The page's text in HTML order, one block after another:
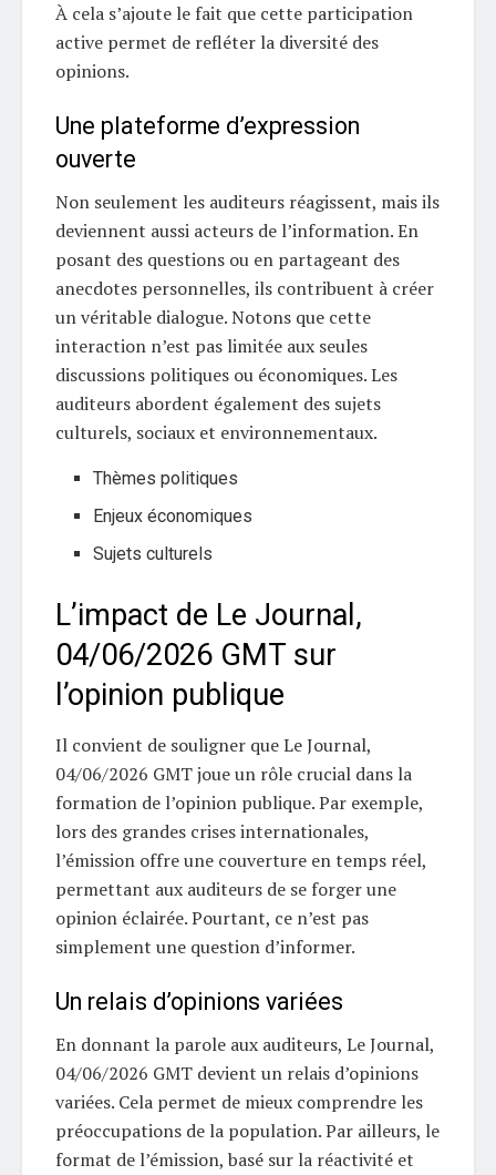
À cela s’ajoute le fait que cette participation
active permet de refléter la diversité des
opinions.
Une plateforme d’expression
ouverte
Non seulement les auditeurs réagissent, mais ils
deviennent aussi acteurs de l’information. En
posant des questions ou en partageant des
anecdotes personnelles, ils contribuent à créer
un véritable dialogue. Notons que cette
interaction n’est pas limitée aux seules
discussions politiques ou économiques. Les
auditeurs abordent également des sujets
culturels, sociaux et environnementaux.
Thèmes politiques
Enjeux économiques
Sujets culturels
L’impact de Le Journal,
04/06/2026 GMT sur
l’opinion publique
Il convient de souligner que Le Journal,
04/06/2026 GMT joue un rôle crucial dans la
formation de l’opinion publique. Par exemple,
lors des grandes crises internationales,
l’émission offre une couverture en temps réel,
permettant aux auditeurs de se forger une
opinion éclairée. Pourtant, ce n’est pas
simplement une question d’informer.
Un relais d’opinions variées
En donnant la parole aux auditeurs, Le Journal,
04/06/2026 GMT devient un relais d’opinions
variées. Cela permet de mieux comprendre les
préoccupations de la population. Par ailleurs, le
format de l’émission, basé sur la réactivité et